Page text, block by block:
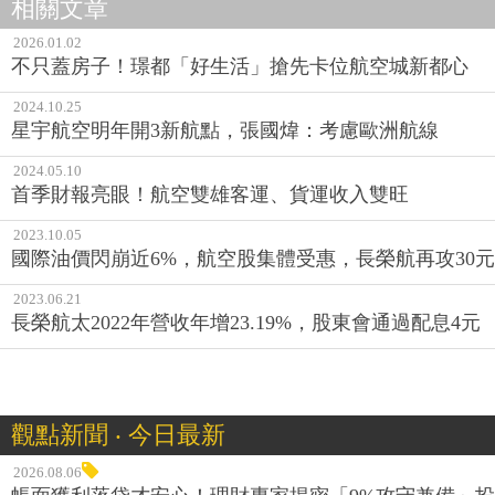
相關文章
2026.01.02
不只蓋房子！璟都「好生活」搶先卡位航空城新都心
2024.10.25
星宇航空明年開3新航點，張國煒：考慮歐洲航線
2024.05.10
首季財報亮眼！航空雙雄客運、貨運收入雙旺
2023.10.05
國際油價閃崩近6%，航空股集體受惠，長榮航再攻30
2023.06.21
長榮航太2022年營收年增23.19%，股東會通過配息4元
觀點新聞 ‧ 今日最新
2026.08.06